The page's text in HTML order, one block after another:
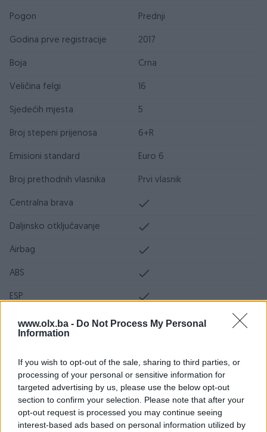
www.olx.ba - Do Not Process My Personal
Information
If you wish to opt-out of the sale, sharing to third parties, or
processing of your personal or sensitive information for
targeted advertising by us, please use the below opt-out
section to confirm your selection. Please note that after your
opt-out request is processed you may continue seeing
interest-based ads based on personal information utilized by
Pogon Prednji
Godina prve registracije 2017
Boja Crna
Veličina felgi 16
Sjedećih mjesta 5
Broj stepeni prijenosa 6+R
Emisioni standard Euro 6
Broj prethodnih vlasnika Prvi vlasnik
Centralna brava
Daljinsko otključavanje
Airbag
ABS
ESP
DPF/FAP filter
Turbo
Ocarinjen
Datum objave 06.12.2025